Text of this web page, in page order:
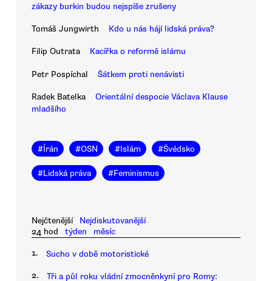
zákazy burkin budou nejspíše zrušeny
Tomáš Jungwirth Kdo u nás hájí lidská práva?
Filip Outrata Kacířka o reformě islámu
Petr Pospíchal Šátkem proti nenávisti
Radek Batelka
Orientální despocie Václava Klause
mladšího
#Írán #OSN #Islám #Švédsko
#Lidská práva #Feminismus
Nejčtenější
Nejdiskutovanější
24 hod
týden měsíc
1. Sucho v době motoristické
2.
Tři a půl roku vládní zmocněnkyní pro Romy: